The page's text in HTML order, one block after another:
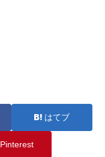
はてブ
Pinterest